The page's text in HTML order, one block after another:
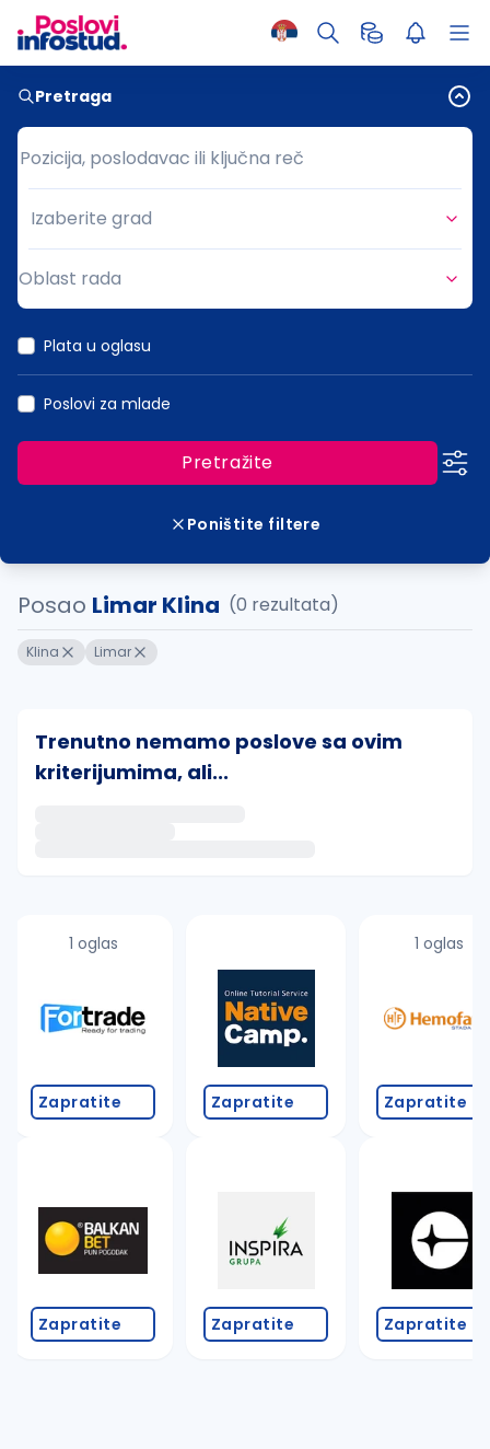
Pretraga
Pozicija, poslodavac ili ključna reč
Pozicija, poslodavac ili ključna reč
Grad
Izaberite grad
Oblast rada
Plata u oglasu
Poslovi za mlade
Pretražite
Poništite filtere
Posao Limar Klina (0 rezultata)
Klina Limar
Trenutno nemamo poslove sa ovim
kriterijumima, ali...
proverite pravopisne greške (koristite č, ć, š, đ,
povećajte radijus za odabrani grad
promenite odabrane filtere pretrage
1 oglas
Zapratite
Zapratite
Zapratite
Zapratite
1 oglas
Zapratite
Zapratite